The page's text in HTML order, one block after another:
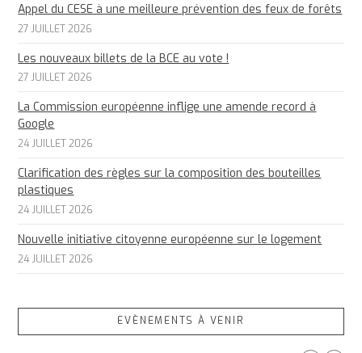
Appel du CESE à une meilleure prévention des feux de forêts
27 JUILLET 2026
Les nouveaux billets de la BCE au vote !
27 JUILLET 2026
La Commission européenne inflige une amende record à
Google
24 JUILLET 2026
Clarification des règles sur la composition des bouteilles
plastiques
24 JUILLET 2026
Nouvelle initiative citoyenne européenne sur le logement
24 JUILLET 2026
EVÈNEMENTS À VENIR